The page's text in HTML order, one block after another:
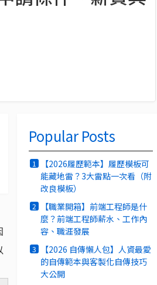
Popular Posts
1
【2026履歷範本】履歷模板可
能藏地雷？3大雷點一次看（附
改良模板）
2
【職業開箱】前端工程師是什
麼？前端工程師薪水、工作內
容、職涯發展
3
【2026 自傳懶人包】人資最愛
的自傳範本與客製化自傳技巧
大公開